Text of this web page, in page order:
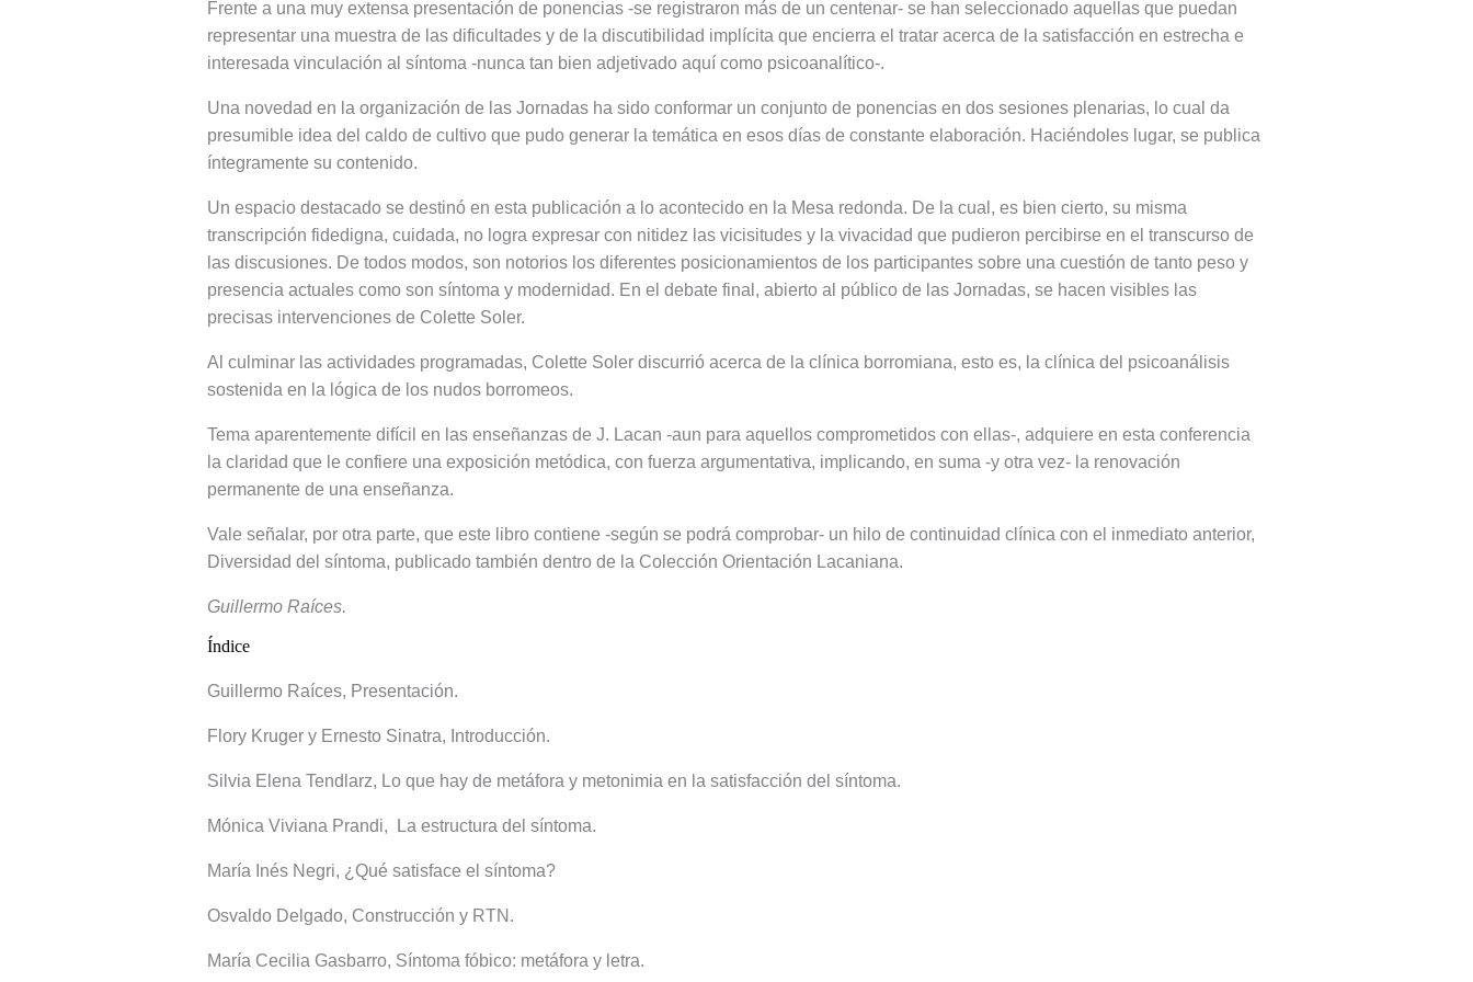
Frente a una muy extensa presentación de ponencias -se registraron más de un centenar- se han seleccionado aquellas que puedan
representar una muestra de las dificultades y de la discutibilidad implícita que encierra el tratar acerca de la satisfacción en estrecha e
interesada vinculación al síntoma -nunca tan bien adjetivado aquí como psicoanalítico-.
Una novedad en la organización de las Jornadas ha sido conformar un conjunto de ponencias en dos sesiones plenarias, lo cual da
presumible idea del caldo de cultivo que pudo generar la temática en esos días de constante elaboración. Haciéndoles lugar, se publica
íntegramente su contenido.
Un espacio destacado se destinó en esta publicación a lo acontecido en la Mesa redonda. De la cual, es bien cierto, su misma
transcripción fidedigna, cuidada, no logra expresar con nitidez las vicisitudes y la vivacidad que pudieron percibirse en el transcurso de
las discusiones. De todos modos, son notorios los diferentes posicionamientos de los participantes sobre una cuestión de tanto peso y
presencia actuales como son síntoma y modernidad. En el debate final, abierto al público de las Jornadas, se hacen visibles las
precisas intervenciones de Colette Soler.
Al culminar las actividades programadas, Colette Soler discurrió acerca de la clínica borromiana, esto es, la clínica del psicoanálisis
sostenida en la lógica de los nudos borromeos.
Tema aparentemente difícil en las enseñanzas de J. Lacan -aun para aquellos comprometidos con ellas-, adquiere en esta conferencia
la claridad que le confiere una exposición metódica, con fuerza argumentativa, implicando, en suma -y otra vez- la renovación
permanente de una enseñanza.
Vale señalar, por otra parte, que este libro contiene -según se podrá comprobar- un hilo de continuidad clínica con el inmediato anterior,
Diversidad del síntoma, publicado también dentro de la Colección Orientación Lacaniana.
Guillermo Raíces.
Índice
Guillermo Raíces, Presentación.
Flory Kruger y Ernesto Sinatra, Introducción.
Silvia Elena Tendlarz, Lo que hay de metáfora y metonimia en la satisfacción del síntoma.
Mónica Viviana Prandi, La estructura del síntoma.
María Inés Negri, ¿Qué satisface el síntoma?
Osvaldo Delgado, Construcción y RTN.
María Cecilia Gasbarro, Síntoma fóbico: metáfora y letra.